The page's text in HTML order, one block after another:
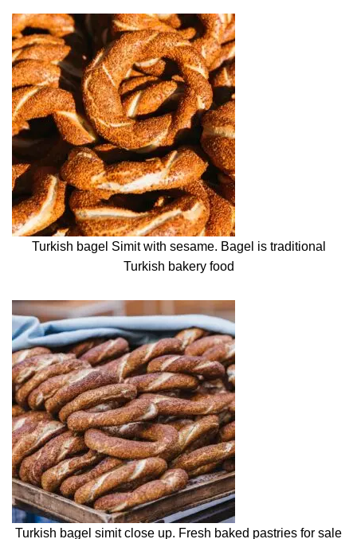
Turkish bagel Simit with sesame. Bagel is traditional
Turkish bakery food
Turkish bagel simit close up. Fresh baked pastries for sale